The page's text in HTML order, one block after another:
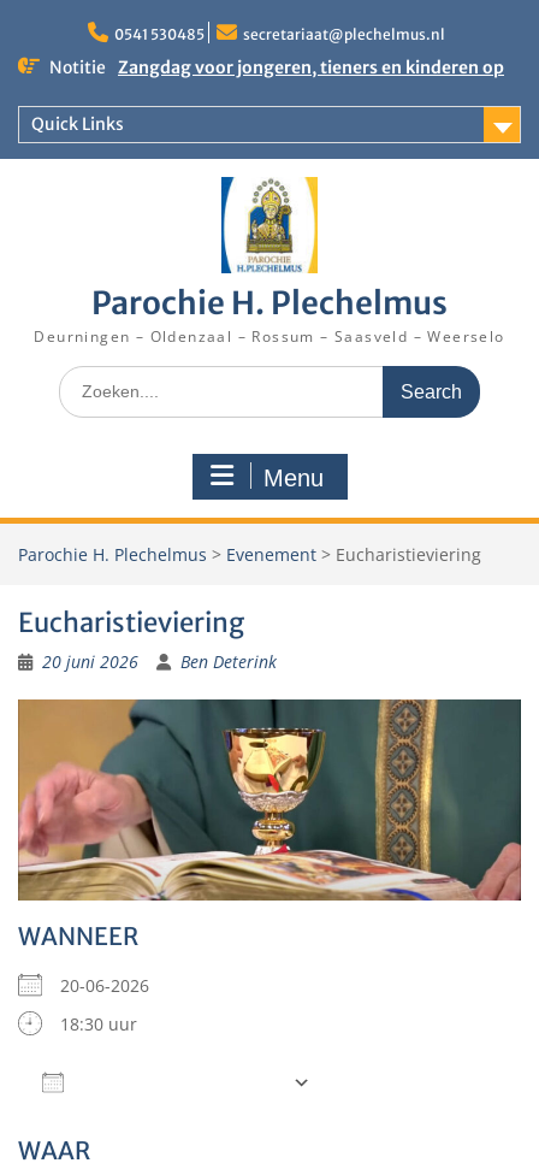
content
0541 530485 secretariaat@plechelmus.nl
Notitie
Zangdag voor jongeren, tieners en kinderen op
Denekamp
Uitnodiging installatie Pastoor Karel Donders
Quick Links
Parochie H. Plechelmus
Deurningen – Oldenzaal – Rossum – Saasveld – Weerselo
Search
for:
Menu
Parochie H. Plechelmus > Evenement > Eucharistieviering
Eucharistieviering
20 juni 2026 Ben Deterink
WANNEER
20-06-2026
18:30 uur
WAAR